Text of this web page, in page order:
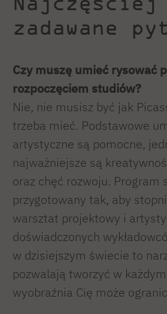
zadawane
Czy muszę umieć rysować
rozpoczęciem studiów?
Nie, nie musisz być jak
trzeba mieć. Podstawowe
artystyczne są pomocne,
najważniejsze są
oraz chęć rozwoju. Program
przygotowany tak, aby
warsztat projektowy i
doświadczonych
w dzisiejszym świecie to
pozwalają tworzyć w
wyobraźnia Cię może